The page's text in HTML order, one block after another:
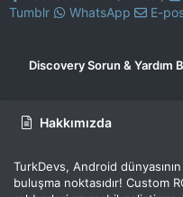
Tumblr
WhatsApp E-
Discovery Sorun & Yardım
Hakkımızda
TurkDevs, Android
buluşma noktasıdır! Custom